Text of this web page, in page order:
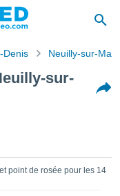
Denis Neuilly-sur-
sur-
point de rosée pour les 14